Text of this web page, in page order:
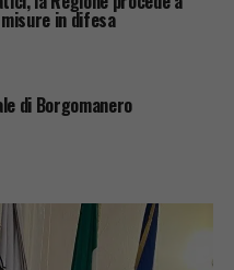
in difesa
di Borgomanero